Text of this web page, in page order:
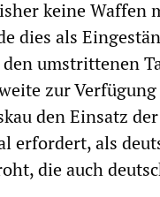
keine
dies als
umstrittenen
zur
den Einsatz
erfordert, als
die auch